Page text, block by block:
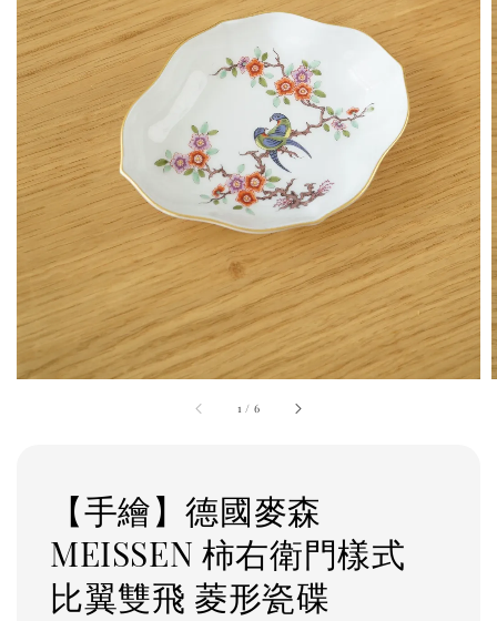
1 / 6
【手繪】德國麥森
MEISSEN 柿右衛門樣式
比翼雙飛 菱形瓷碟